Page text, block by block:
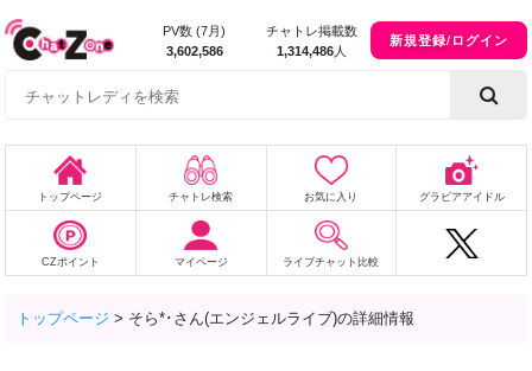
PV数 (7月)
3,602,586
チャトレ掲載数
1,314,486 人
新規登録/ログイン
トップページ チャトレ検索 お気に入り グラビアアイドル
CZポイント マイページ ライブチャット比較
トップページ > そら*･さん(エンジェルライブ)の詳細情報